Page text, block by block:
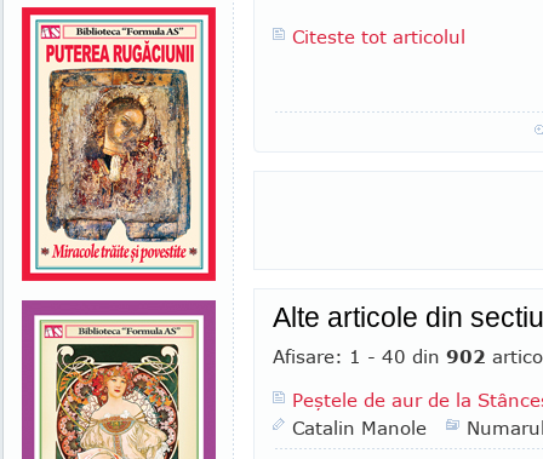
Citeste tot articolul
Alte articole din
Afisare: 1 - 40 din 902
Peştele de aur de la
Catalin Manole